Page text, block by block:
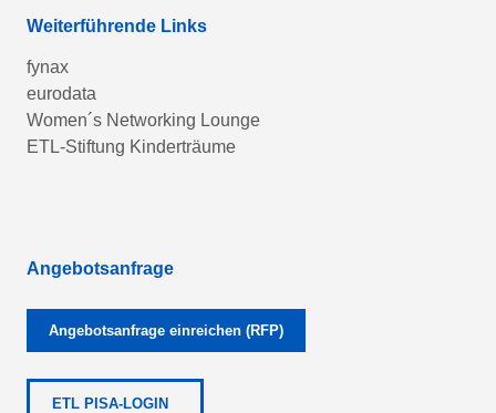
Weiterführende Links
fynax
eurodata
Women´s Networking Lounge
ETL-Stiftung Kinderträume
Angebotsanfrage
Angebotsanfrage einreichen (RFP)
ETL PISA-LOGIN